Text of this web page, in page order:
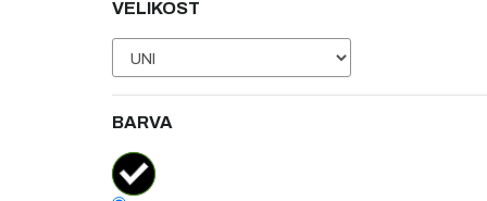
VELIKOST
BARVA